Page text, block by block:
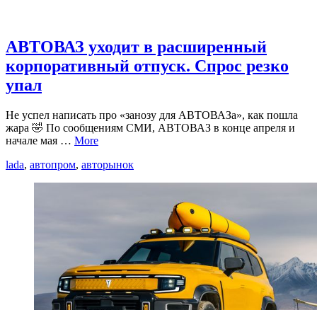
АВТОВАЗ уходит в расширенный
корпоративный отпуск. Спрос резко
упал
Не успел написать про «занозу для АВТОВАЗа», как пошла
жара 🤣 По сообщениям СМИ, АВТОВАЗ в конце апреля и
начале мая … More
lada, автопром, авторынок